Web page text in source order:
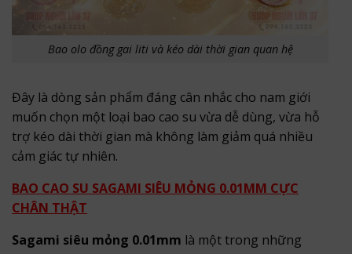
Bao olo đồng gai liti và kéo dài thời gian quan hệ
Đây là dòng sản phẩm đáng cân nhắc cho nam giới
muốn chọn một loại bao cao su vừa dễ dùng, vừa hỗ
trợ kéo dài thời gian mà không làm giảm quá nhiều
cảm giác tự nhiên.
BAO CAO SU SAGAMI SIÊU MỎNG 0.01MM CỰC
CHÂN THẬT
Sagami siêu mỏng 0.01mm là một trong những